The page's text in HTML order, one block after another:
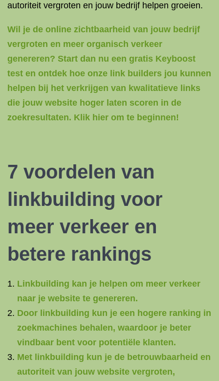
autoriteit vergroten en jouw bedrijf helpen groeien.
Wil je de online zichtbaarheid van jouw bedrijf
vergroten en meer organisch verkeer
genereren? Start dan nu een gratis Keyboost
test en ontdek hoe onze link builders jou kunnen
helpen bij het verkrijgen van kwalitatieve links
die jouw website hoger laten scoren in de
zoekresultaten. Klik hier om te beginnen!
7 voordelen van
linkbuilding voor
meer verkeer en
betere rankings
Linkbuilding kan je helpen om meer verkeer
naar je website te genereren.
Door linkbuilding kun je een hogere ranking in
zoekmachines behalen, waardoor je beter
vindbaar bent voor potentiële klanten.
Met linkbuilding kun je de betrouwbaarheid en
autoriteit van jouw website vergroten,